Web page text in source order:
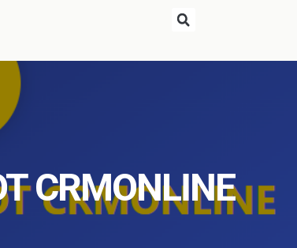
CRMONLINE